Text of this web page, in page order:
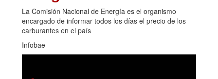
La Comisión Nacional de Energía es el organismo
encargado de informar todos los días el precio de los
carburantes en el país
Infobae